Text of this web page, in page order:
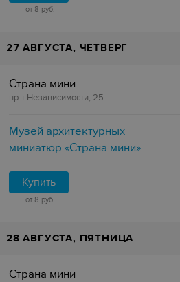
от 8 руб.
27 АВГУСТА, ЧЕТВЕРГ
Страна мини
пр-т Независимости, 25
Музей архитектурных
миниатюр «Страна мини»
Купить
от 8 руб.
28 АВГУСТА, ПЯТНИЦА
Страна мини